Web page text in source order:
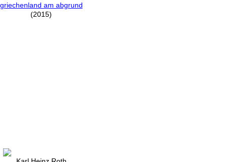
griechenland am abgrund
(2015)